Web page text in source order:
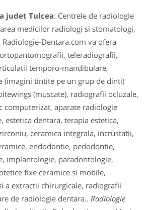
judet Tulcea: Centrele de radiologie
medicilor radiologi si stomatologi,
Dentara.com va ofera
teleradiografii,
temporo-mandibulare,
(imagini tintite pe un grup de dinti)
(muscate), radiografii ocluzale,
aparate radiologie
estetica dentara, terapia estetica,
ceramica integrala, incrustatii,
endodontie, pedodontie,
implantologie, paradontologie,
fixe ceramice si mobile,
a extractii chirurgicale, radiografii
de radiologie dentara.. Radiologie